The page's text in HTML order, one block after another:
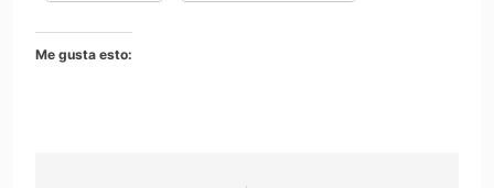
Me gusta esto: